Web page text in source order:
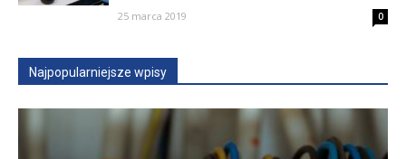
25 marca 2019 0
Najpopularniejsze wpisy